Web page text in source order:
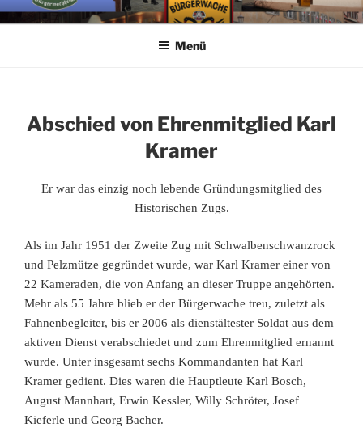
Zum
InhaltBÜRGERWACHE
Menü
Abschied von Ehrenmitglied Karl
Kramer
Er war das einzig noch lebende Gründungsmitglied des
Historischen Zugs.
Als im Jahr 1951 der Zweite Zug mit Schwalbenschwanzrock
und Pelzmütze gegründet wurde, war Karl Kramer einer von
22 Kameraden, die von Anfang an dieser Truppe angehörten.
Mehr als 55 Jahre blieb er der Bürgerwache treu, zuletzt als
Fahnenbegleiter, bis er 2006 als dienstältester Soldat aus dem
aktiven Dienst verabschiedet und zum Ehrenmitglied ernannt
wurde. Unter insgesamt sechs Kommandanten hat Karl
Kramer gedient. Dies waren die Hauptleute Karl Bosch,
August Mannhart, Erwin Kessler, Willy Schröter, Josef
Kieferle und Georg Bacher.